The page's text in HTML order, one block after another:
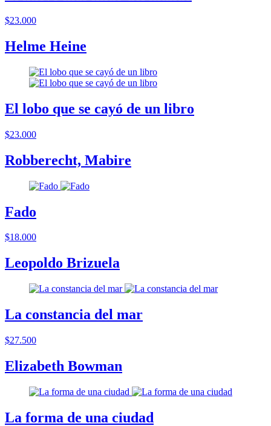
$23.000
Helme Heine
El lobo que se cayó de un libro
$23.000
Robberecht, Mabire
Fado
$18.000
Leopoldo Brizuela
La constancia del mar
$27.500
Elizabeth Bowman
La forma de una ciudad